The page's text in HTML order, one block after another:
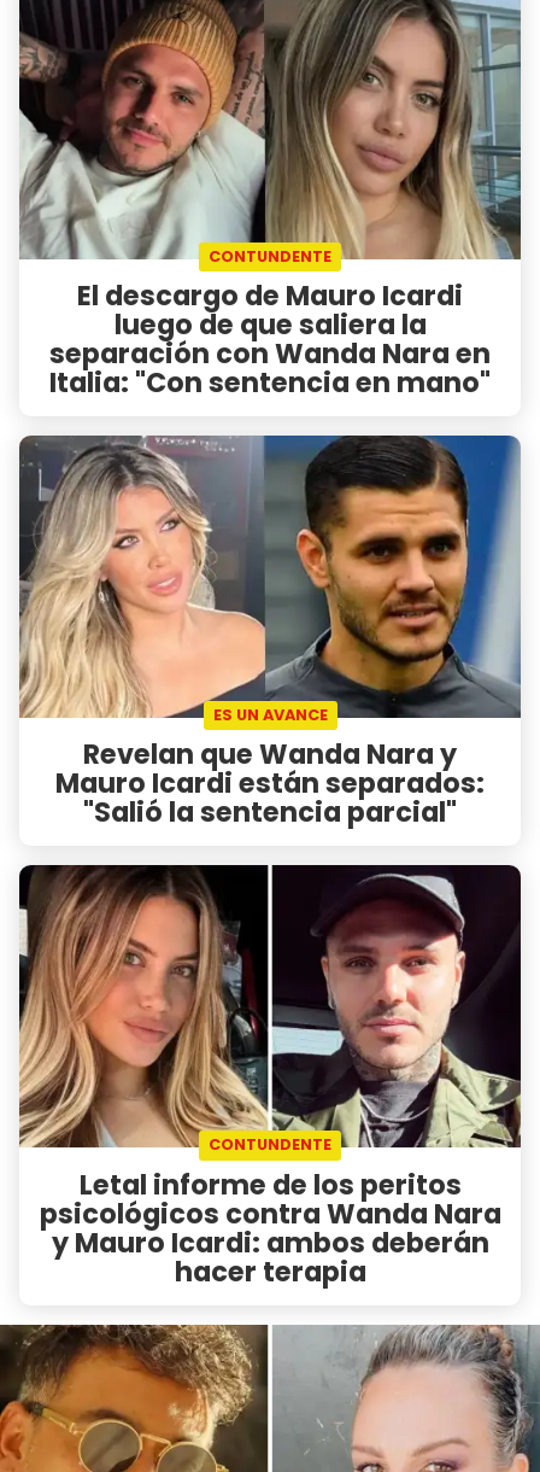
CONTUNDENTE
El descargo de Mauro Icardi
luego de que saliera la
separación con Wanda Nara en
Italia: "Con sentencia en mano"
ES UN AVANCE
Revelan que Wanda Nara y
Mauro Icardi están separados:
"Salió la sentencia parcial"
CONTUNDENTE
Letal informe de los peritos
psicológicos contra Wanda Nara
y Mauro Icardi: ambos deberán
hacer terapia